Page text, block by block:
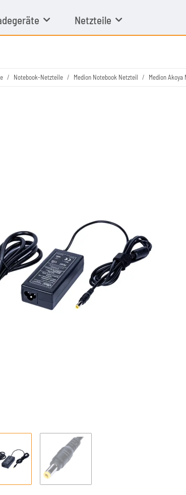
Netzteile
Notebook-Netzteile Medion Notebook Netzteil Medion